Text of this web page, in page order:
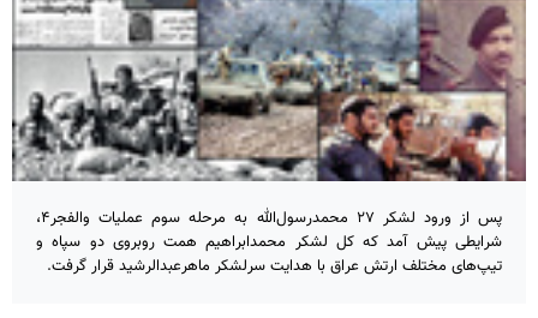
پس از ورود لشکر ۲۷ محمدرسول‌الله به مرحله سوم عملیات والفجر۴،
شرایطی پیش آمد که کل لشکر محمدابراهیم همت روبروی دو سپاه و
تیپ‌های مختلف ارتش عراق با هدایت سرلشکر ماهرعبدالرشید قرار گرفت.